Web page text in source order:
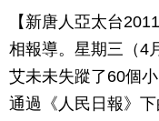
【新唐人亞太台
相報導。星期三（4
艾未未失蹤了60個
通過《人民日報》